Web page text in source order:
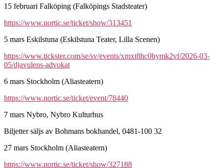
15 februari Falköping (Falköpings Stadsteater)
https://www.nortic.se/ticket/show/313451
5 mars Eskilstuna (Eskilstuna Teater, Lilla Scenen)
https://www.tickster.com/se/sv/events/xmxt8hc0bymk2vf/2026-03-
05/djavulens-advokat
6 mars Stockholm (Aliasteatern)
https://www.nortic.se/ticket/event/78440
7 mars Nybro, Nybro Kulturhus
Biljetter säljs av Bohmans bokhandel, 0481-100 32
27 mars Stockholm (Aliasteatern)
https://www.nortic.se/ticket/show/327188